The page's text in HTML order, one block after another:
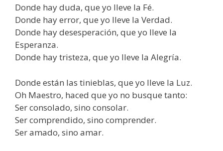
Donde hay duda, que yo lleve la Fé.
Donde hay error, que yo lleve la Verdad.
Donde hay desesperación, que yo lleve la
Esperanza.
Donde hay tristeza, que yo lleve la Alegría.
Donde están las tinieblas, que yo lleve la Luz.
Oh Maestro, haced que yo no busque tanto:
Ser consolado, sino consolar.
Ser comprendido, sino comprender.
Ser amado, sino amar.